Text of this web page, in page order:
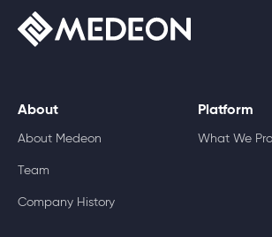
About
About Medeon
Team
Company History
Platform
What We